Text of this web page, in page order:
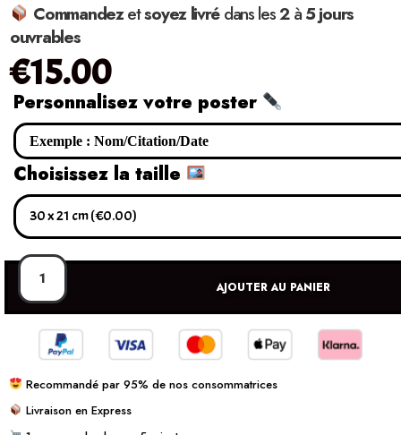
Commandezetsoyez livrédans les2à5 jours
ouvrables
€15.00
Personnalisez votre poster
Choisissez la taille
AJOUTER AU PANIER
Recommandé par 95% de nos consommatrices
Livraison en Express